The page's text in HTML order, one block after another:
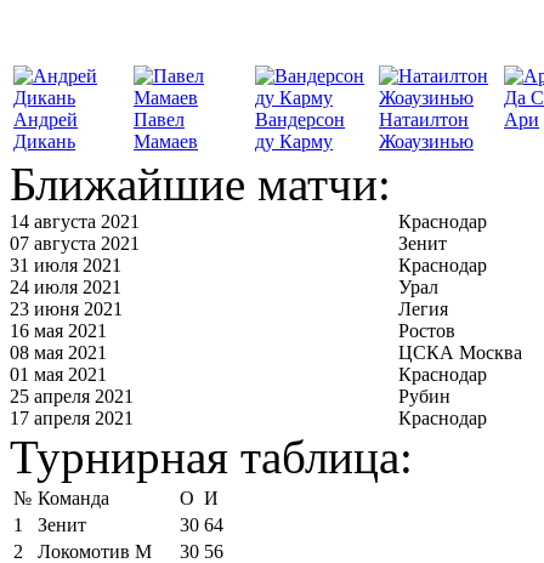
Андрей
Дикань
Павел
Мамаев
Вандерсон
ду Карму
Натаилтон
Жоаузинью
Да
Ари
Ближайшие матчи:
14 августа 2021
Краснодар
07 августа 2021
Зенит
31 июля 2021
Краснодар
24 июля 2021
Урал
23 июня 2021
Легия
16 мая 2021
Ростов
08 мая 2021
ЦСКА Москва
01 мая 2021
Краснодар
25 апреля 2021
Рубин
17 апреля 2021
Краснодар
Турнирная таблица:
№ Команда О И
1
Зенит 30 64
2
Локомотив М 30 56